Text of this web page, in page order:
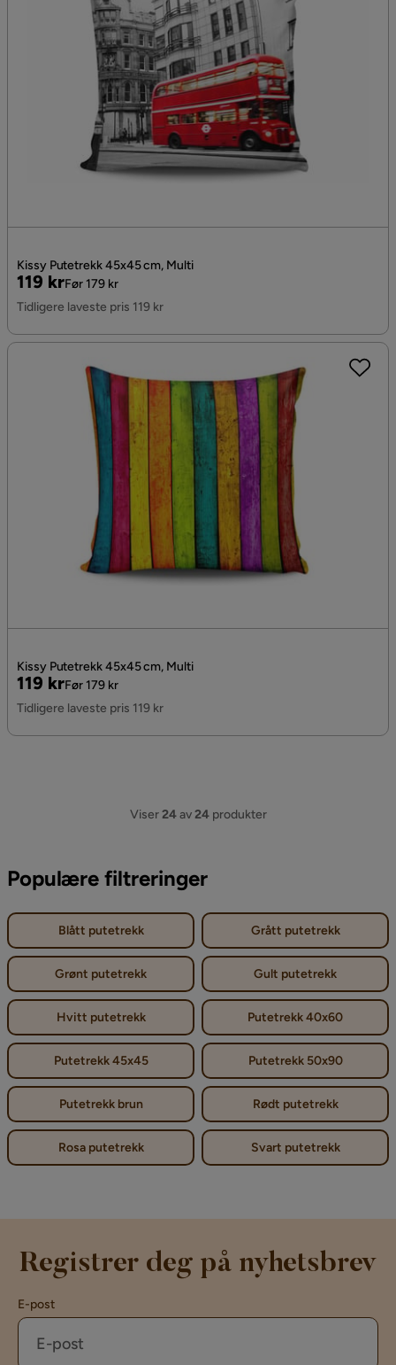
Kissy Putetrekk 45x45 cm, Multi
Pris
119 kr
Original
Pris
Før 179 kr
Tidligere laveste pris 119 kr
Kissy Putetrekk 45x45 cm, Multi
Pris
119 kr
Original
Pris
Før 179 kr
Tidligere laveste pris 119 kr
Viser24av24produkter
Populære filtreringer
Blått putetrekk Grått putetrekk
Grønt putetrekk Gult putetrekk
Hvitt putetrekk Putetrekk 40x60
Putetrekk 45x45 Putetrekk 50x90
Putetrekk brun Rødt putetrekk
Rosa putetrekk Svart putetrekk
Registrer deg på nyhetsbrev
E-post